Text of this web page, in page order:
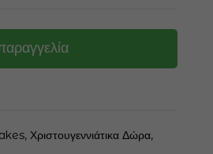
, Χριστουγεννιάτικα Δώρα,